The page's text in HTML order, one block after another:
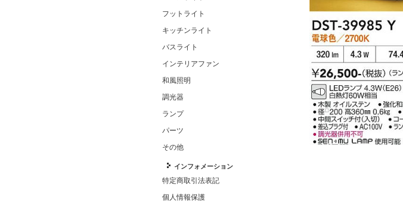
フットライト
キッチンライト
バスライト
インテリアファン
和風照明
調光器
ランプ
パーツ
その他
インフォメーション
特定商取引法表記
個人情報保護